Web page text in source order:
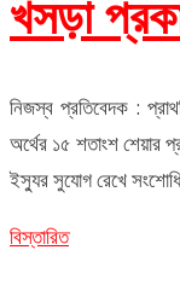
খসড়া
নিজস্ব প্রতিবেদক :
অর্থের ১৫ শতাংশ শেয়ার
ইস্যুর সুযোগ রেখে
বিস্তারিত